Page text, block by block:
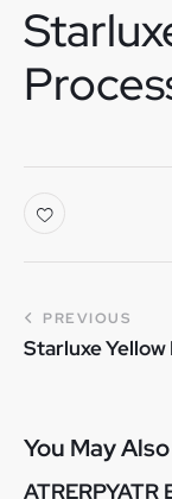
PREVIOUS
Starluxe Yellow
You May
ATRERPYATR